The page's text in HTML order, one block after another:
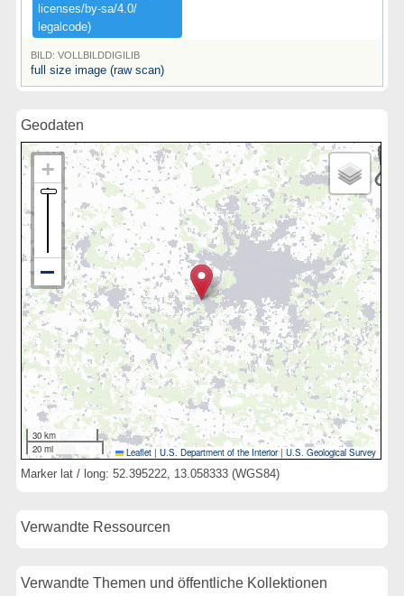
licenses/​by-​sa/​4.​0/​
legalcode)​
BILD: VOLLBILDDIGILIB
full size image (raw scan)
Geodaten
30 km
20 mi
Leaflet | U.S. Department of the Interior|U.S. Geological Survey
Marker lat / long: 52.395222, 13.058333 (WGS84)
Verwandte Ressourcen
Verwandte Themen und öffentliche Kollektionen